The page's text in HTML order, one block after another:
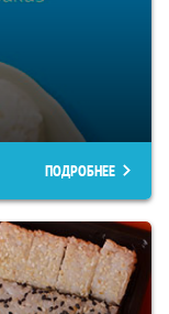
ПОДРОБНЕЕ